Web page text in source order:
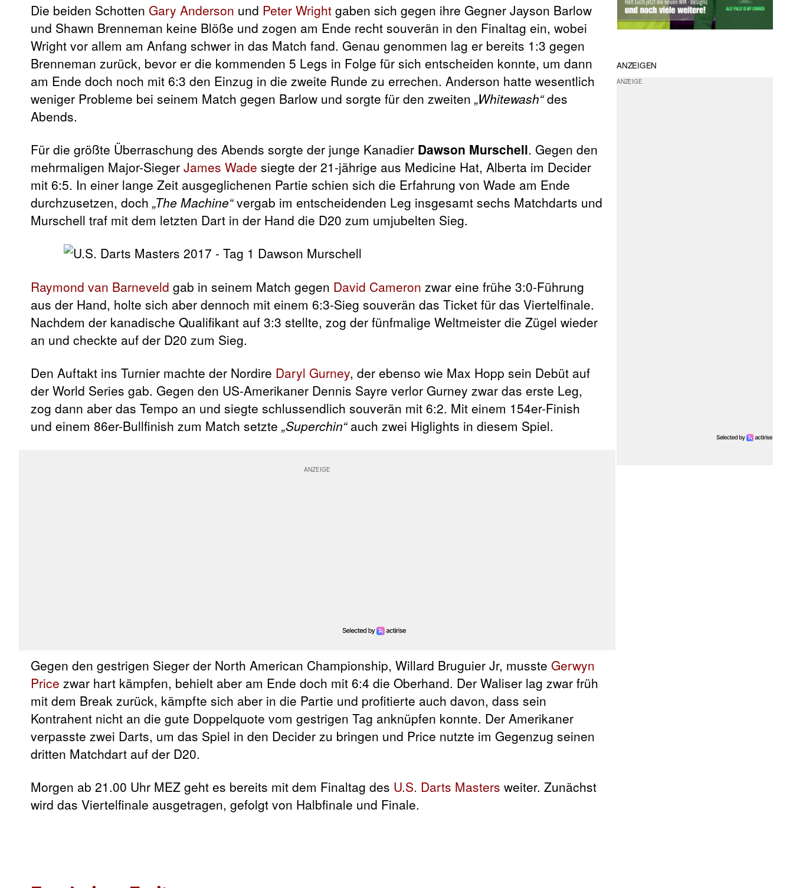
Die beiden Schotten Gary Anderson und Peter Wright gaben sich gegen ihre Gegner Jayson Barlow
und Shawn Brenneman keine Blöße und zogen am Ende recht souverän in den Finaltag ein, wobei
Wright vor allem am Anfang schwer in das Match fand. Genau genommen lag er bereits 1:3 gegen
Brenneman zurück, bevor er die kommenden 5 Legs in Folge für sich entscheiden konnte, um dann
am Ende doch noch mit 6:3 den Einzug in die zweite Runde zu errechen. Anderson hatte wesentlich
weniger Probleme bei seinem Match gegen Barlow und sorgte für den zweiten „Whitewash“des
Abends.
Für die größte Überraschung des Abends sorgte der junge Kanadier Dawson Murschell. Gegen den
mehrmaligen Major-Sieger James Wade siegte der 21-jährige aus Medicine Hat, Alberta im Decider
mit 6:5. In einer lange Zeit ausgeglichenen Partie schien sich die Erfahrung von Wade am Ende
durchzusetzen, doch „The Machine“vergab im entscheidenden Leg insgesamt sechs Matchdarts und
Murschell traf mit dem letzten Dart in der Hand die D20 zum umjubelten Sieg.
Raymond van Barneveld gab in seinem Match gegen David Cameron zwar eine frühe 3:0-Führung
aus der Hand, holte sich aber dennoch mit einem 6:3-Sieg souverän das Ticket für das Viertelfinale.
Nachdem der kanadische Qualifikant auf 3:3 stellte, zog der fünfmalige Weltmeister die Zügel wieder
an und checkte auf der D20 zum Sieg.
Den Auftakt ins Turnier machte der Nordire Daryl Gurney, der ebenso wie Max Hopp sein Debüt auf
der World Series gab. Gegen den US-Amerikaner Dennis Sayre verlor Gurney zwar das erste Leg,
zog dann aber das Tempo an und siegte schlussendlich souverän mit 6:2. Mit einem 154er-Finish
und einem 86er-Bullfinish zum Match setzte „Superchin“auch zwei Higlights in diesem Spiel.
Gegen den gestrigen Sieger der North American Championship, Willard Bruguier Jr, musste Gerwyn
Price zwar hart kämpfen, behielt aber am Ende doch mit 6:4 die Oberhand. Der Waliser lag zwar früh
mit dem Break zurück, kämpfte sich aber in die Partie und profitierte auch davon, dass sein
Kontrahent nicht an die gute Doppelquote vom gestrigen Tag anknüpfen konnte. Der Amerikaner
verpasste zwei Darts, um das Spiel in den Decider zu bringen und Price nutzte im Gegenzug seinen
dritten Matchdart auf der D20.
Morgen ab 21.00 Uhr MEZ geht es bereits mit dem Finaltag des U.S. Darts Masters weiter. Zunächst
wird das Viertelfinale ausgetragen, gefolgt von Halbfinale und Finale.
ANZEIGEN